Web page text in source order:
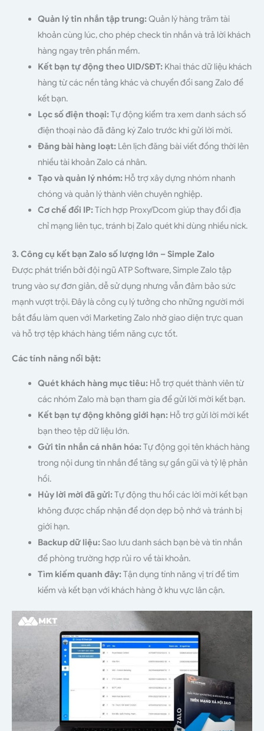
Quản lý tin nhắn tập trung:Quản lý hàng trăm tài
khoản cùng lúc, cho phép check tin nhắn và trả lời khách
hàng ngay trên phần mềm.
Kết bạn tự động theo UID/SĐT:Khai thác dữ liệu khách
hàng từ các nền tảng khác và chuyển đổi sang Zalo để
kết bạn.
Lọc số điện thoại:Tự động kiểm tra xem danh sách số
điện thoại nào đã đăng ký Zalo trước khi gửi lời mời.
Đăng bài hàng loạt:Lên lịch đăng bài viết đồng thời lên
nhiều tài khoản Zalo cá nhân.
Tạo và quản lý nhóm:Hỗ trợ xây dựng nhóm nhanh
chóng và quản lý thành viên chuyên nghiệp.
Cơ chế đổi IP:Tích hợp Proxy/Dcom giúp thay đổi địa
chỉ mạng liên tục, tránh bị Zalo quét khi dùng nhiều nick.
3. Công cụ kết bạn Zalo số lượng lớn – Simple Zalo
Được phát triển bởi đội ngũ ATP Software, Simple Zalo tập
trung vào sự đơn giản, dễ sử dụng nhưng vẫn đảm bảo sức
mạnh vượt trội. Đây là công cụ lý tưởng cho những người mới
bắt đầu làm quen với Marketing Zalo nhờ giao diện trực quan
và hỗ trợ tệp khách hàng tiềm năng cực tốt.
Các tính năng nổi bật:
Quét khách hàng mục tiêu:Hỗ trợ quét thành viên từ
các nhóm Zalo mà bạn tham gia để gửi lời mời kết bạn.
Kết bạn tự động không giới hạn:Hỗ trợ gửi lời mời kết
bạn theo tệp dữ liệu lớn.
Gửi tin nhắn cá nhân hóa:Tự động gọi tên khách hàng
trong nội dung tin nhắn để tăng sự gần gũi và tỷ lệ phản
hồi.
Hủy lời mời đã gửi:Tự động thu hồi các lời mời kết bạn
không được chấp nhận để dọn dẹp bộ nhớ và tránh bị
giới hạn.
Backup dữ liệu:Sao lưu danh sách bạn bè và tin nhắn
để phòng trường hợp rủi ro về tài khoản.
Tìm kiếm quanh đây:Tận dụng tính năng vị trí để tìm
kiếm và kết bạn với khách hàng ở khu vực lân cận.